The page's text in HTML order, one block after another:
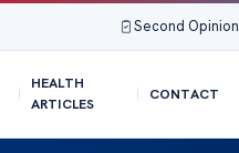
Second Opinion
HEALTH
ARTICLES
CONTACT